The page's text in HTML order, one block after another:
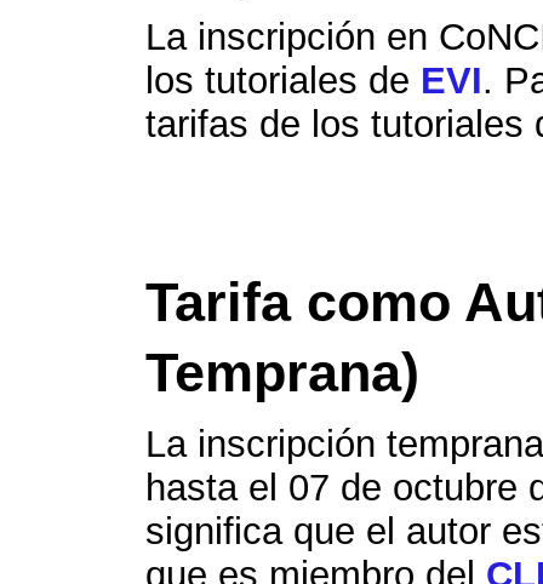
La inscripción en
los tutoriales de EVI.
tarifas de los
Tarifa como
Temprana)
La inscripción
hasta el 07 de octubre
significa que el autor
que es miembro del